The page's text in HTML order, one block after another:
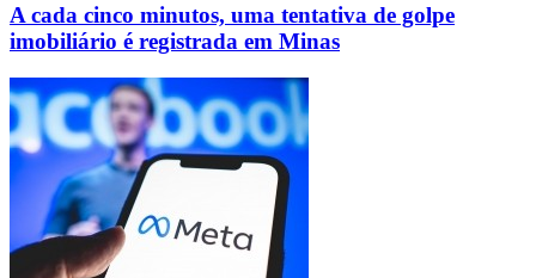
A cada cinco minutos, uma tentativa de golpe
imobiliário é registrada em Minas